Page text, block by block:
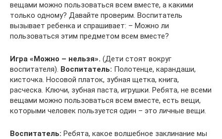
вещами можно пользоваться всем вместе, а какими
только одному? Давайте проверим. Воспитатель
вызывает ребенка и спрашивает: – Можно ли
пользоваться этим предметом всем вместе?
Игра «Можно – нельзя». (Дети стоят вокруг
воспитателя). Воспитатель: Полотенце, карандаши,
кисточка. Носовой платок, зубная щетка, книга,
расческа. Ключи, зубная паста, игрушки. Ребята, не всеми
вещами можно пользоваться всем вместе, есть вещи,
которыми человек пользуется один – это личные вещи.
Воспитатель: Ребята, какое волшебное заклинание мы